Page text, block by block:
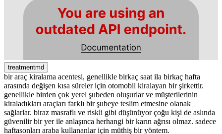
treatmentmd
bir araç kiralama acentesi, genellikle birkaç saat ila birkaç hafta
arasında değişen kısa süreler için otomobil kiralayan bir şirkettir.
genellikle birden çok yerel şubeden oluşurlar ve müşterilerinin
kiraladıkları araçları farklı bir şubeye teslim etmesine olanak
sağlarlar. biraz masraflı ve riskli gibi düşünüyor çoğu kişi de aslında
güvenilir bir yer ile anlaşınca herhangi bir karın ağrısı olmaz. sadece
haftasonları araba kullananlar için müthiş bir yöntem.